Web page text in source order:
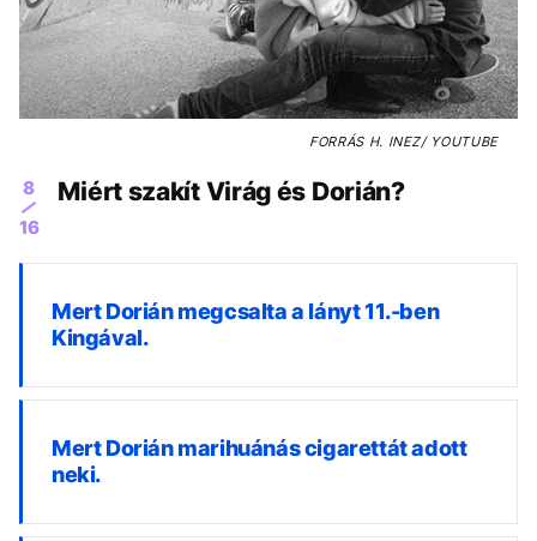
FORRÁSH. INEZ/ YOUTUBE
8
16
Miért szakít Virág és Dorián?
Mert Dorián megcsalta a lányt 11.-ben
Kingával.
Mert Dorián marihuánás cigarettát adott
neki.